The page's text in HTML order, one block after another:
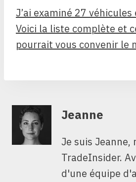
J’ai examiné 27
Voici la liste complète et
pourrait vous convenir le
Jeanne
Je suis
TradeInsider.
d'une équipe